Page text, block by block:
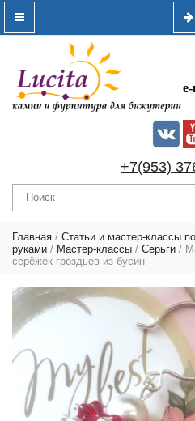
+7(953)
Главная / Статьи и мастер-классы
руками / Мастер-классы / Серьги /
серёжек гроздьев из бусин